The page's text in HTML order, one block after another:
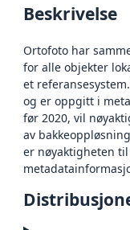
Beskrivelse
Ortofoto har
for alle objekter
et
og er oppgitt i
før 2020, vil
av
er nøyaktigheten